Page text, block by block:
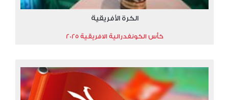
الكرة الأفريقية
كأس الكونفدرالية الافريقية 2025